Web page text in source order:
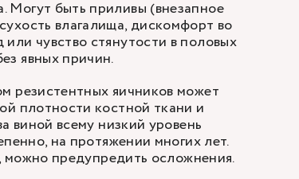
Могут быть приливы (внезапное
влагалища, дискомфорт во
чувство стянутости в половых
явных причин.
резистентных яичников может
плотности костной ткани и
виной всему низкий уровень
на протяжении многих лет.
можно предупредить осложнения.